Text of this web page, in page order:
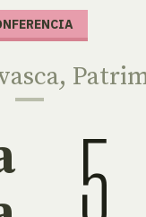
,
5